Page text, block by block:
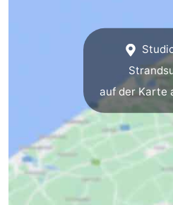
Middelkerke
Westende
-
Nieuwpoort
auf der Karte